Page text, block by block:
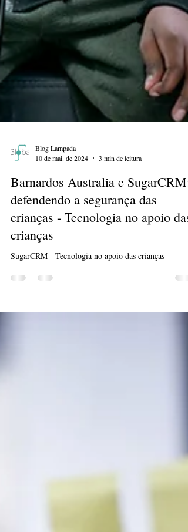
Blog Lampada
10 de mai. de 2024
3 min de leitura
Barnardos Australia e SugarCRM:
defendendo a segurança das
crianças - Tecnologia no apoio das
crianças
SugarCRM - Tecnologia no apoio das crianças